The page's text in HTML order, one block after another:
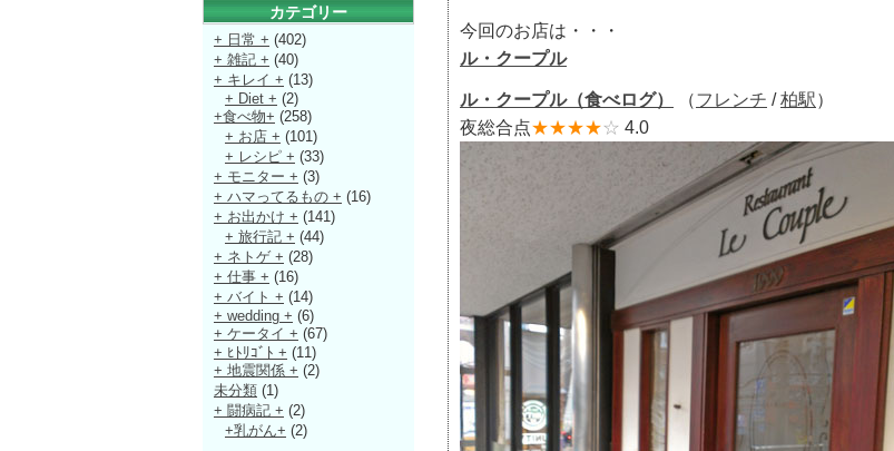
今回のお店は・・・
ル・クープル
ル・クープル（食べログ） （フレンチ /柏駅）
夜総合点★★★★☆ 4.0
カテゴリー
+ 日常 + (402)
+ 雑記 + (40)
+ キレイ + (13)
+ Diet + (2)
+食べ物+ (258)
+ お店 + (101)
+ レシピ + (33)
+ モニター + (3)
+ ハマってるもの + (16)
+ お出かけ + (141)
+ 旅行記 + (44)
+ ネトゲ + (28)
+ 仕事 + (16)
+ バイト + (14)
+ wedding + (6)
+ ケータイ + (67)
+ ﾋﾄﾘｺﾞﾄ + (11)
+ 地震関係 + (2)
未分類 (1)
+ 闘病記 + (2)
+乳がん+ (2)